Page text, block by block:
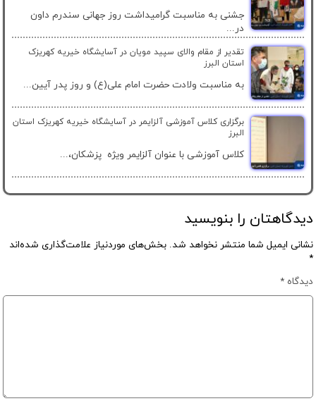
جشنی به مناسبت گرامیداشت روز جهانی سندرم داون
در...
تقدیر از مقام والای سپید مویان در آسایشگاه خیریه کهریزک
استان البرز
به مناسبت ولادت حضرت امام علی(ع) و روز پدر آیین...
برگزاری کلاس آموزشی آلزایمر در آسایشگاه خیریه کهریزک استان
البرز
کلاس آموزشی با عنوان آلزایمر ویژه پزشکان،...
دیدگاهتان را بنویسید
نشانی ایمیل شما منتشر نخواهد شد. بخش‌های موردنیاز علامت‌گذاری شده‌اند
*
دیدگاه*